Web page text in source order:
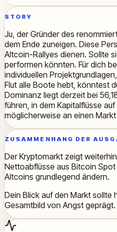
STORY
Ju, der Gründer des
dem Ende zuneigen. Diese
Altcoin-Rallyes dienen. Sollte
performen könnten. Für dich
individuellen
Flut alle Boote hebt, könntest
Dominanz liegt derzeit bei
führen, in dem Kapitalflüsse
möglicherweise an einen
ZUSAMMENHANG DER
Der Kryptomarkt zeigt
Nettoabflüsse aus Bitcoin
Altcoins grundlegend ändern.
Dein Blick auf den Markt sollte
Gesamtbild von Angst